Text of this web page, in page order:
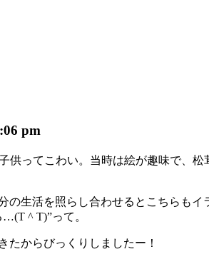
pm
供ってこわい。当時は絵が趣味で、
の生活を照らし合わせるとこちらも
^ T)”って。
たからびっくりしましたー！